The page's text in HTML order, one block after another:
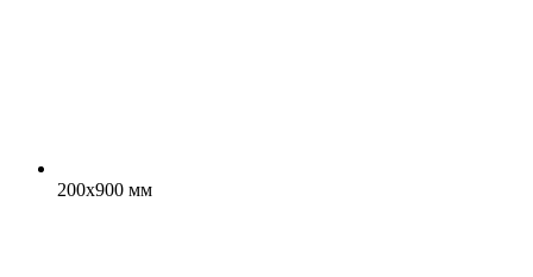
200x900 мм